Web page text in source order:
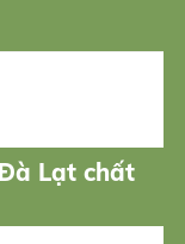
Lạt chất